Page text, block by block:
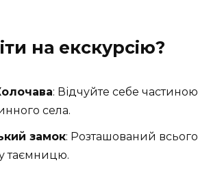
на екскурсію?
: Відчуйте себе
села.
замок: Розташований всього
таємницю.